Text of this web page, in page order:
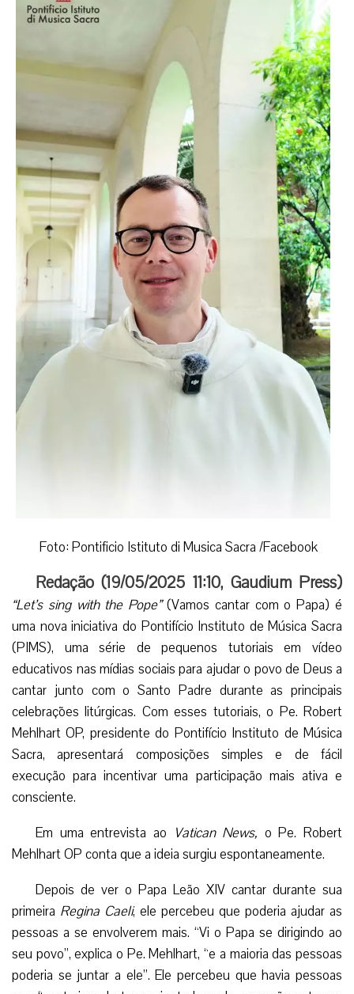
Foto: Pontificio Istituto di Musica Sacra /Facebook
Redação (19/05/2025 11:10, Gaudium Press)
“Let’s sing with the Pope”(Vamos cantar com o Papa) é
uma nova iniciativa do Pontifício Instituto de Música Sacra
(PIMS), uma série de pequenos tutoriais em vídeo
educativos nas mídias sociais para ajudar o povo de Deus a
cantar junto com o Santo Padre durante as principais
celebrações litúrgicas. Com esses tutoriais, o Pe. Robert
Mehlhart OP, presidente do Pontifício Instituto de Música
Sacra, apresentará composições simples e de fácil
execução para incentivar uma participação mais ativa e
consciente.
Em uma entrevista ao Vatican News, o Pe. Robert
Mehlhart OP conta que a ideia surgiu espontaneamente.
Depois de ver o Papa Leão XIV cantar durante sua
primeira Regina Caeli, ele percebeu que poderia ajudar as
pessoas a se envolverem mais. “Vi o Papa se dirigindo ao
seu povo”, explica o Pe. Mehlhart, “e a maioria das pessoas
poderia se juntar a ele”. Ele percebeu que havia pessoas